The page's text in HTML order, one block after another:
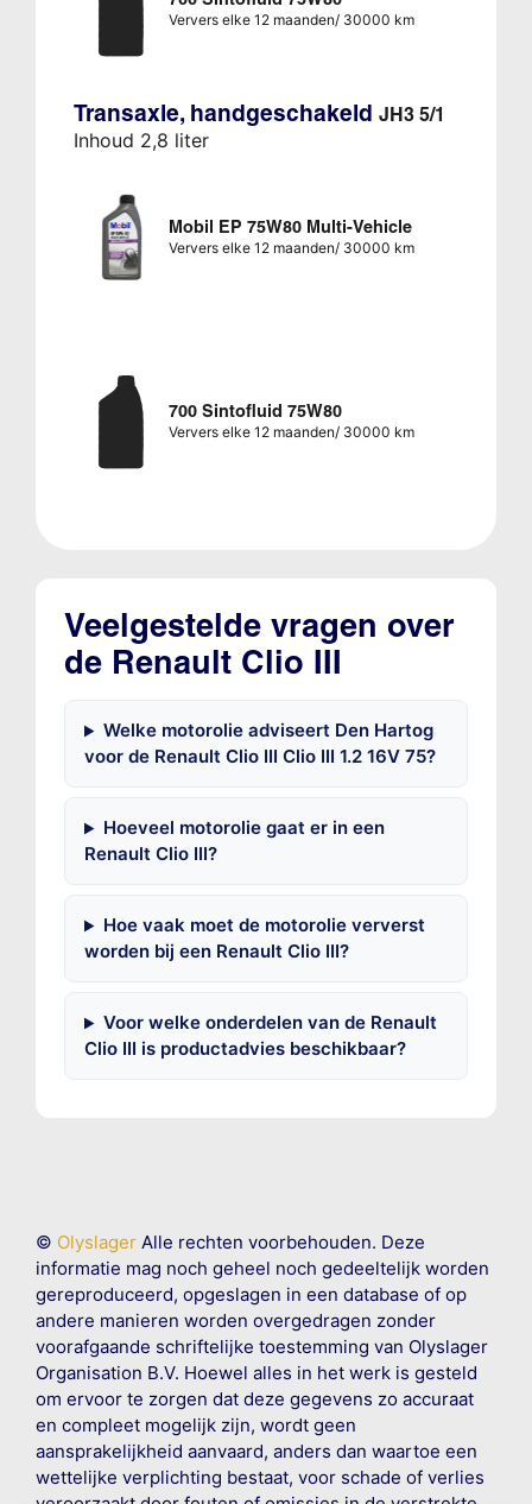
Ververs elke 12 maanden/ 30000 km
Transaxle, handgeschakeld JH3 5/1
Inhoud 2,8 liter
Mobil EP 75W80 Multi-Vehicle
Ververs elke 12 maanden/ 30000 km
700 Sintofluid 75W80
Ververs elke 12 maanden/ 30000 km
Veelgestelde vragen over
de Renault Clio III
Welke motorolie adviseert Den Hartog
voor de Renault Clio III Clio III 1.2 16V 75?
Hoeveel motorolie gaat er in een
Renault Clio III?
Hoe vaak moet de motorolie ververst
worden bij een Renault Clio III?
Voor welke onderdelen van de Renault
Clio III is productadvies beschikbaar?
© OlyslagerAlle rechten voorbehouden. Deze
informatie mag noch geheel noch gedeeltelijk worden
gereproduceerd, opgeslagen in een database of op
andere manieren worden overgedragen zonder
voorafgaande schriftelijke toestemming van Olyslager
Organisation B.V. Hoewel alles in het werk is gesteld
om ervoor te zorgen dat deze gegevens zo accuraat
en compleet mogelijk zijn, wordt geen
aansprakelijkheid aanvaard, anders dan waartoe een
wettelijke verplichting bestaat, voor schade of verlies